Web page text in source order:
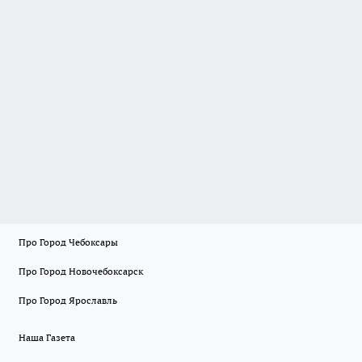
Про Город Чебоксары
Про Город Новочебоксарск
Про Город Ярославль
Наша Газета